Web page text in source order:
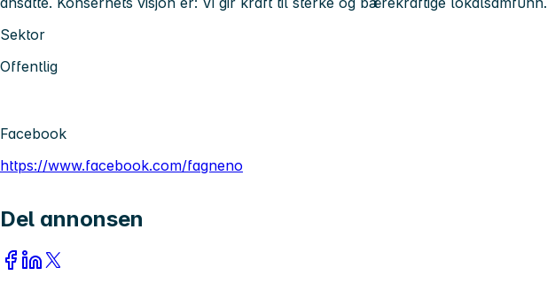
Sektor
Offentlig
Facebook
https://www.facebook.com/fagneno
Del annonsen